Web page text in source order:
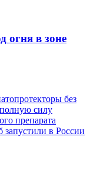
огня в зоне
без
силу
препарата
в России